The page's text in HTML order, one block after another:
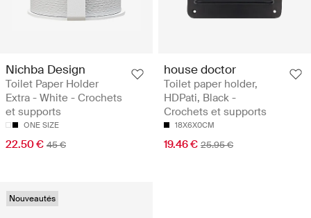
Nichba Design
Toilet Paper Holder
Extra - White - Crochets
et supports
ONE SIZE
22.50 € 45 €
house doctor
Toilet paper holder,
HDPati, Black -
Crochets et supports
18X6X0CM
19.46 € 25.95 €
Nouveautés